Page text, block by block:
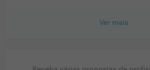
Ver mais